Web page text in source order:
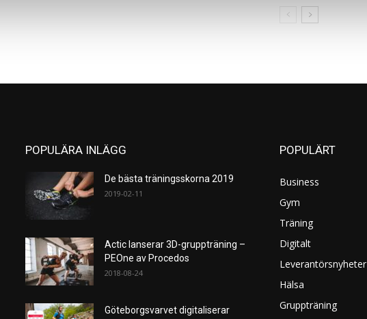
POPULÄRA INLÄGG
De bästa träningsskorna 2019
2019-02-11
Actic lanserar 3D-gruppträning –
PEOne av Procedos
2018-08-24
Göteborgsvarvet digitaliserar
POPULÄRT
Business
Gym
Träning
Digitalt
Leverantörsnyheter
Hälsa
Gruppträning